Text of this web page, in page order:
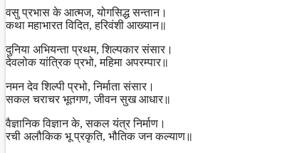
वसु प्रभास के आत्मज, योगसिद्ध सन्तान।
कथा महाभारत विदित, हरिवंशी आख्यान॥
दुनिया अभियन्ता प्रथम, शिल्पकार संसार।
देवलोक यांत्रिक प्रभो, महिमा अपरम्पार॥
नमन देव शिल्पी प्रभो, निर्माता संसार।
सकल चराचर भूतगण, जीवन सुख आधार॥
वैज्ञानिक विज्ञान के, सकल यंत्र निर्माण।
रची अलौकिक भू प्रकृति, भौतिक जन कल्याण॥